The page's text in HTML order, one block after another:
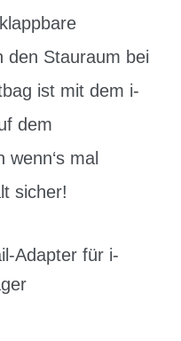
den Stauraum bei
ist mit dem i-
dem
mal
sicher!
Adapter für i-